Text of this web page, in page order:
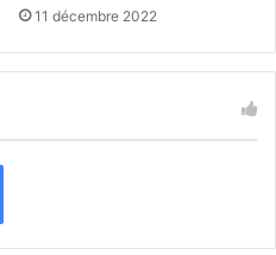
11 décembre 2022